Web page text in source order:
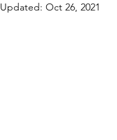
Updated: Oct 26, 2021